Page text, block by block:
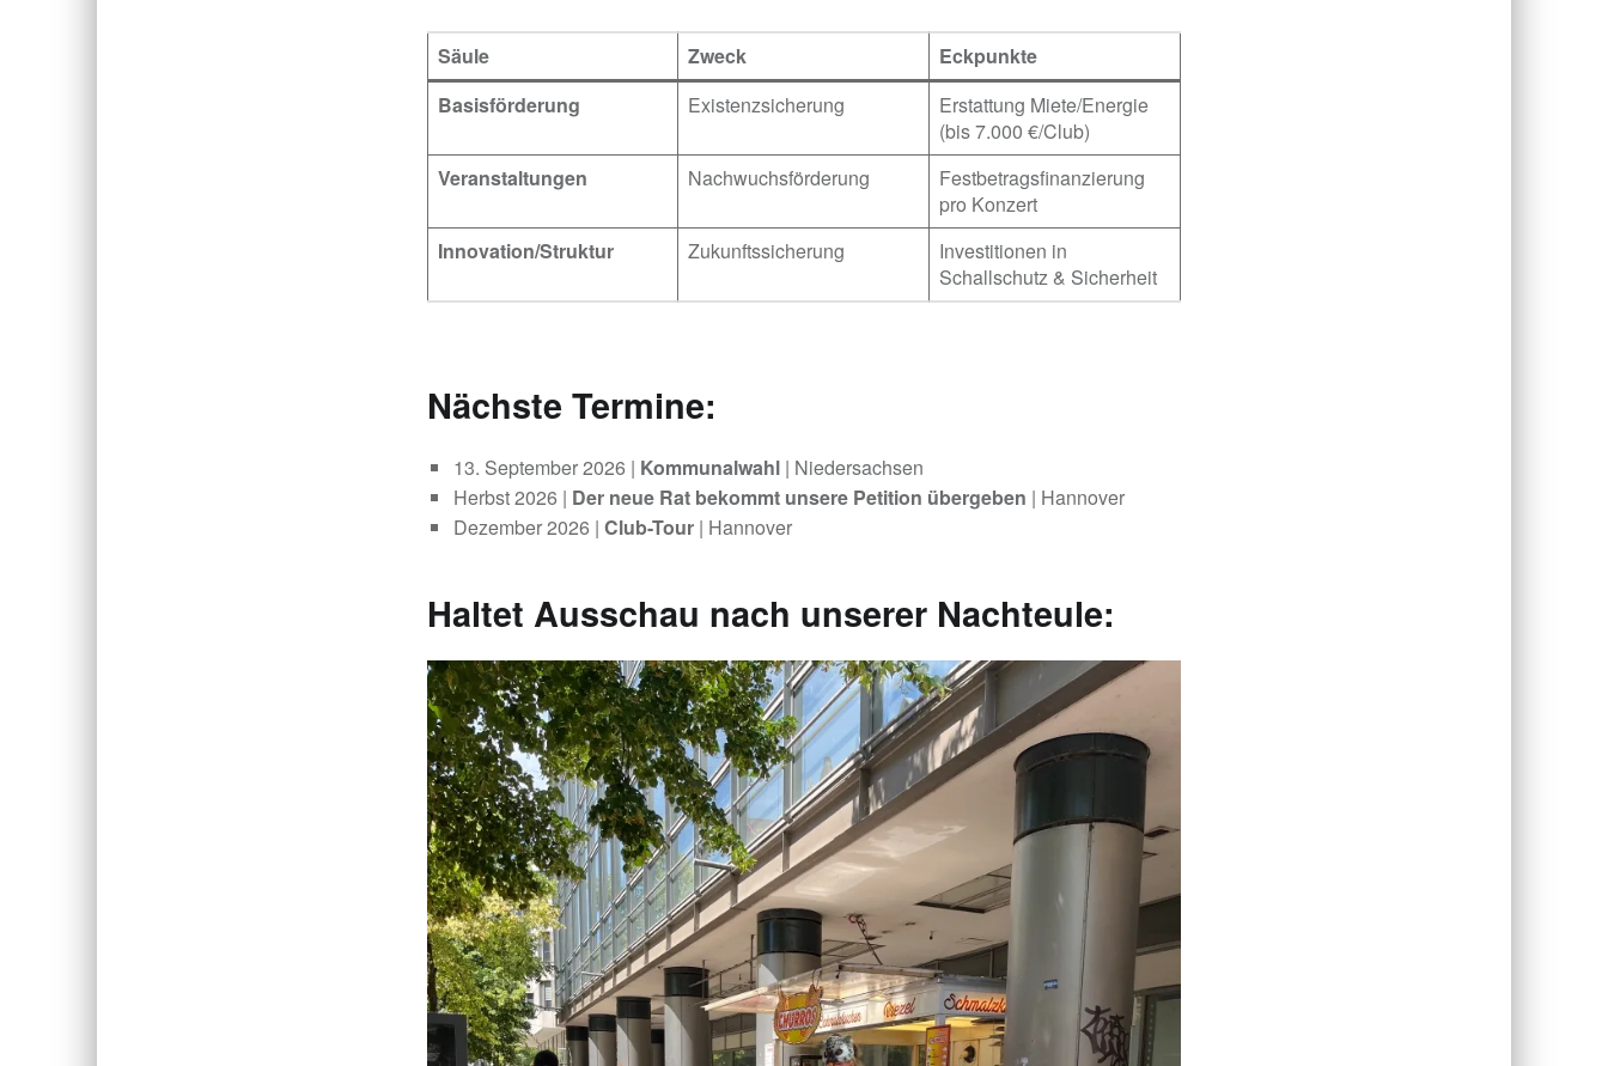
Säule Zweck
Eckpunkte
Basisförderung
Existenzsicherung
Erstattung Miete/Energie
(bis 7.000 €/Club)
Veranstaltungen
Nachwuchsförderung
Festbetragsfinanzierung
pro Konzert
Innovation/Struktur
Zukunftssicherung
Investitionen in
Schallschutz & Sicherheit
Nächste Termine:
13. September 2026 | Kommunalwahl | Niedersachsen
Herbst 2026 | Der neue Rat bekommt unsere Petition übergeben | Hannover
Dezember 2026 |Club-Tour | Hannover
Haltet Ausschau nach unserer Nachteule: